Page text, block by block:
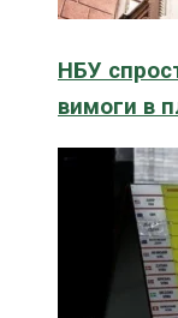
НБУ
вимоги в